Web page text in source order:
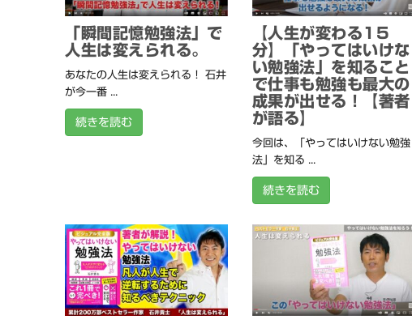
「瞬間記憶勉強法」で
人生は変えられる。
あなたの人生は変えられる！ 石井
が今一番 ...
続きを読む
【人生が変わる15
分】「やってはいけな
い勉強法」を知ること
で仕事も勉強も最大の
成果が出せる！【著者
が語る】
今回は、「やってはいけない勉強
法」を知る ...
続きを読む